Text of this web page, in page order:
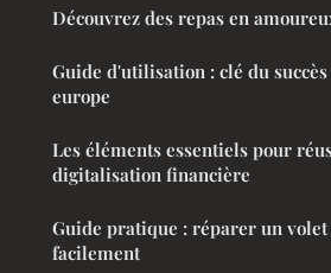
Découvrez des repas en
Guide d'utilisation : clé du
europe
Les éléments essentiels pour
digitalisation financière
Guide pratique : réparer un
facilement